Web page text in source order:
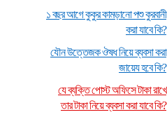
১ বছর আগে কুকুর কামড়ানো পশু কুরবানী
করা যাবে কি?
যৌন উত্তেজক ঔষধ নিয়ে ব্যবসা করা
জায়েয হবে কি?
যে ব্যক্তি পোস্ট অফিসে টাকা রাখে
তার টাকা নিয়ে ব্যবসা করা যাবে কি?